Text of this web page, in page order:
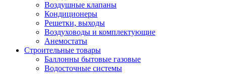
Воздушные клапаны
Кондиционеры
Решетки, выходы
Воздуховоды и комплектующие
Анемостаты
Строительные товары
Баллонны бытовые газовые
Водосточные системы